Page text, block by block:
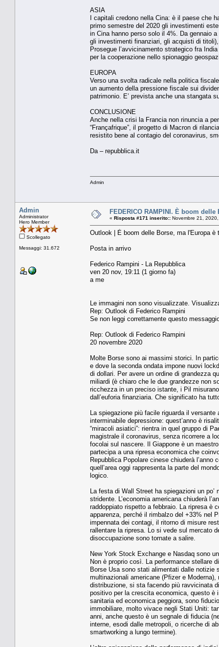
ASIA
I capitali credono nella Cina: è il paese che
primo semestre del 2020 gli investimenti
in Cina hanno perso solo il 4%. Da gennaio
gli investimenti finanziari, gli acquisti di
Prosegue l’avvicinamento strategico fra
per la cooperazione nello spionaggio
EUROPA
Verso una svolta radicale nella politica
un aumento della pressione fiscale sui
patrimonio. E’ prevista anche una stangata
CONCLUSIONE
Anche nella crisi la Francia non rinuncia a
“Françafrique”, il progetto di Macron di
resistito bene al contagio del coronavirus,
Da – repubblica.it
Admin
Admin
Administrator
Hero Member
Scollegato
Messaggi: 31.672
FEDERICO RAMPINI. È boom
« Risposta #171 inserito:: Novembre 21,
Outlook | È boom delle Borse, ma l'Europa è
Posta in arrivo
Federico Rampini - La Repubblica
ven 20 nov, 19:11 (1 giorno fa)
a me
Le immagini non sono visualizzate.
Rep: Outlook di Federico Rampini
Se non leggi correttamente questo
Rep: Outlook di Federico Rampini
20 novembre 2020
Molte Borse sono ai massimi storici. In
e dove la seconda ondata impone nuovi
di dollari. Per avere un ordine di grandezza
miliardi (è chiaro che le due grandezze non
ricchezza in un preciso istante, i Pil
dall’euforia finanziaria. Che significato ha
La spiegazione più facile riguarda il
interminabile depressione: quest’anno è
“miracoli asiatici”: rientra in quel gruppo di
magistrale il coronavirus, senza ricorrere a
focolai sul nascere. Il Giappone è un
partecipa a una ripresa economica che
Repubblica Popolare cinese chiuderà
quell’area oggi rappresenta la parte del
logico.
La festa di Wall Street ha spiegazioni un
stridente. L’economia americana chiuderà
raddoppiato rispetto a febbraio. La ripresa è
apparenza, perché il rimbalzo del +33% nel
impennata dei contagi, il ritorno di misure
rallentare la ripresa. Lo si vede sul mercato
disoccupazione sono tornate a salire.
New York Stock Exchange e Nasdaq sono
Non è proprio così. La performance stellare
Borse Usa sono stati alimentati dalle notizie
multinazionali americane (Pfizer e
distribuzione, si sta facendo più ravvicinata
positivo per la crescita economica, questo è
sanitaria ed economica peggiora, sono
immobiliare, molto vivace negli Stati Uniti:
anni, anche questo è un segnale di fiducia
interne, esodi dalle metropoli, o ricerche di
smartworking a lungo termine).